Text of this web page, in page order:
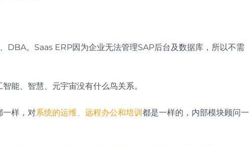
DBA。Saas ERP因为企业无法管理SAP后台及数据库，所以不需
能、智慧、元宇宙没有什么鸟关系。
一样，对系统的运维、远程办公和培训 都是一样的，内部模块顾问一